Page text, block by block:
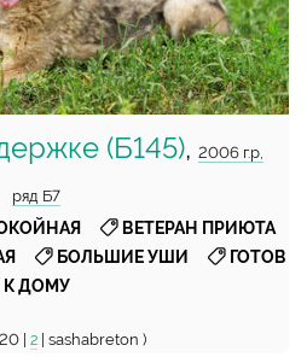
(Б145), 2006 г.р,
ряд Б7
ВЕТЕРАН ПРИЮТА,
БОЛЬШИЕ УШИ
ГОТОВ
К ДОМУ
| 2 | sashabreton )